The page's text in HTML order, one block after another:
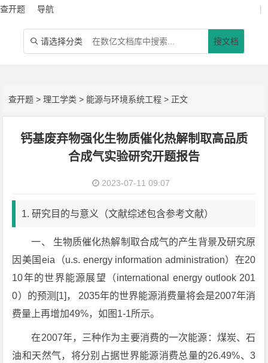
查开题 导航 |
 请选择分类 搜文档
查开题 >理工学类 > 能源与环境系统工程 > 正文
钙基废弃物强化生物质催化热解制取高品质
合成气实验研究开题报告
2023-07-11 09:07
1. 研究目的与意义（文献综述包含参考文献）
一、 生物质催化热解制取合成气的产生背景及研究原
因美国eia（u.s. energy information administration）在20
10年的世界能源展望（international energy outlook 201
0）的预测[1]， 2035年的世界能源消费量将会是2007年消
费量上再增加49%，如图1-1所示。
在2007年，三种作为主要消费的一次能源：煤炭、石
油和天然气，将分别占据世界能源消费总量的26.49%、3